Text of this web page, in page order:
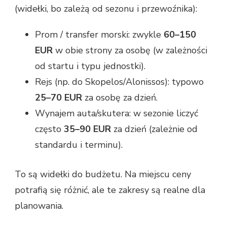
(widełki, bo zależą od sezonu i przewoźnika):
Prom / transfer morski: zwykle 60–150
EUR w obie strony za osobę (w zależności
od startu i typu jednostki).
Rejs (np. do Skopelos/Alonissos): typowo
25–70 EUR za osobę za dzień.
Wynajem auta/skutera: w sezonie liczyć
często 35–90 EUR za dzień (zależnie od
standardu i terminu).
To są widełki do budżetu. Na miejscu ceny
potrafią się różnić, ale te zakresy są realne dla
planowania.